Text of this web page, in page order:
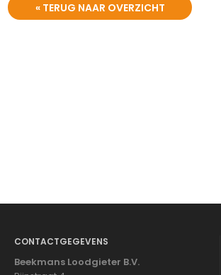
« TERUG NAAR OVERZICHT
CONTACTGEGEVENS
Beekmans Loodgieter B.V.